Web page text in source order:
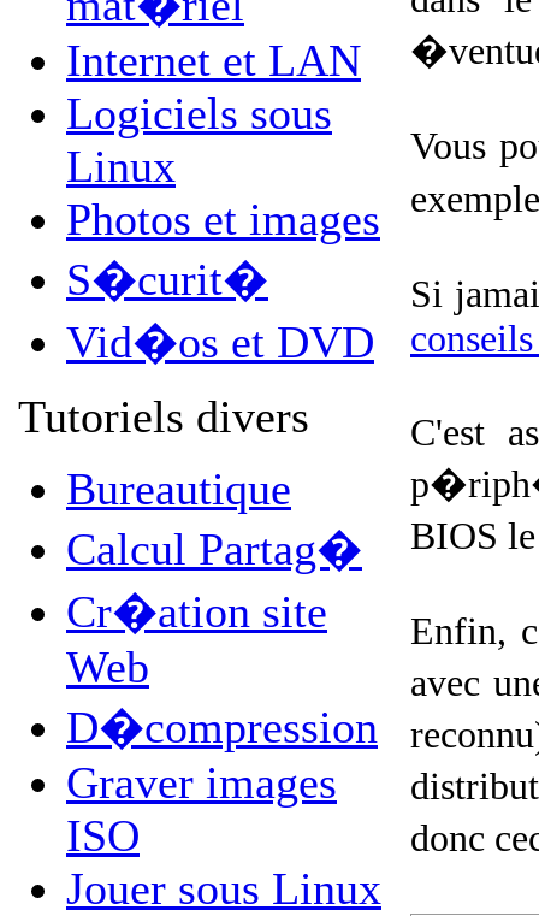
Internet et LAN
Logiciels sous
Linux
Photos et images
S�curit�
Vid�os et DVD
Tutoriels divers
Bureautique
Calcul Partag�
Cr�ation site
Web
D�compression
Graver images
ISO
Jouer sous Linux
Vous
Si
C'est
BIOS
Enfin,
avec
donc